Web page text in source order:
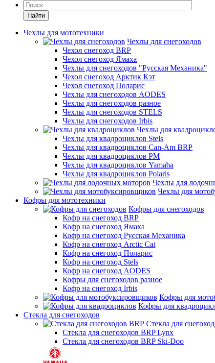
Найти
Чехлы для мототехники
Чехлы для снегоходов
Чехол снегоход BRP
Чехол снегоход Ямаха
Чехлы для снегоходов "Русская Механика"
Чехол снегоход Арктик Кэт
Чехол снегоход Поларис
Чехлы для снегоходов AODES
Чехлы для снегоходов разное
Чехлы для снегоходов STELS
Чехлы для снегоходов Irbis
Чехлы для
Чехлы для квадроциклов Stels
Чехлы для квадроциклов Can-Am BRP
Чехлы для квадроциклов РМ
Чехлы для квадроциклов Yamaha
Чехлы для квадроциклов Polaris
Чехлы для
Чехлы для
Кофры для мототехники
Кофры для снегоходов
Кофр на снегоход BRP
Кофр на снегоход Ямаха
Кофр на снегоход Русская Механика
Кофр на снегоход Arctic Cat
Кофр на снегоход Поларис
Кофр на снегоход Stels
Кофр на снегоход AODES
Кофры для снегоходов разное
Кофр на снегоход Irbis
Кофры для
Кофры для
Стекла для снегоходов
Стекла для
Стекла для снегоходов BRP Lynx
Стекла для снегоходов BRP Ski-Doo